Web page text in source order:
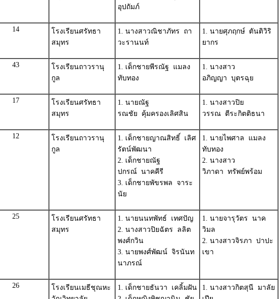
อุปถัมภ์
14
โรงเรียนศรัทธา
สมุทร
1. นางสาวณิชาภัทร ถา
วะรานนท์
1. นายศุภฤกษ์ ตันติวิริ
ยากร
43
โรงเรียนถาวรานุ
กูล
1. เด็กชายพีรณัฐ แมลง
ทับทอง
1. นางสาว
อภิญญา บุตรฉุย
17
โรงเรียนศรัทธา
สมุทร
1. นายณัฐ
รณชัย คุ้มครองเลิศสิน
1. นางสาวปิย
วรรณ ตีระกิตติธนา
12
โรงเรียนถาวรานุ
กูล
1. เด็กชายญาณสิทธิ์ เลิศ
รัตน์พัฒนา
2. เด็กชายณัฐ
ปกรณ์ นาคคีรี
3. เด็กชายพัขรพล จาระ
นัย
1. นายไพศาล แมลง
ทับทอง
2. นางสาว
วิภาดา ทรัพย์พร้อม
25
โรงเรียนศรัทธา
สมุทร
1. นายนนทพัทธ์ เทศปัญ
2. นางสาวปิยฉัตร ลลิต
พงศ์กวิน
3. นายพงศ์พัฒน์ จิรนันท
นาภรณ์
1. นายจารุวัตร นาค
วิมล
2. นางสาวจิรภา ปาปะ
เขา
26
โรงเรียนเมธีชุณหะ
1. เด็กชายธันวา เคลิ้มฝัน
1. นางสาวกิตสุนี มาลัย